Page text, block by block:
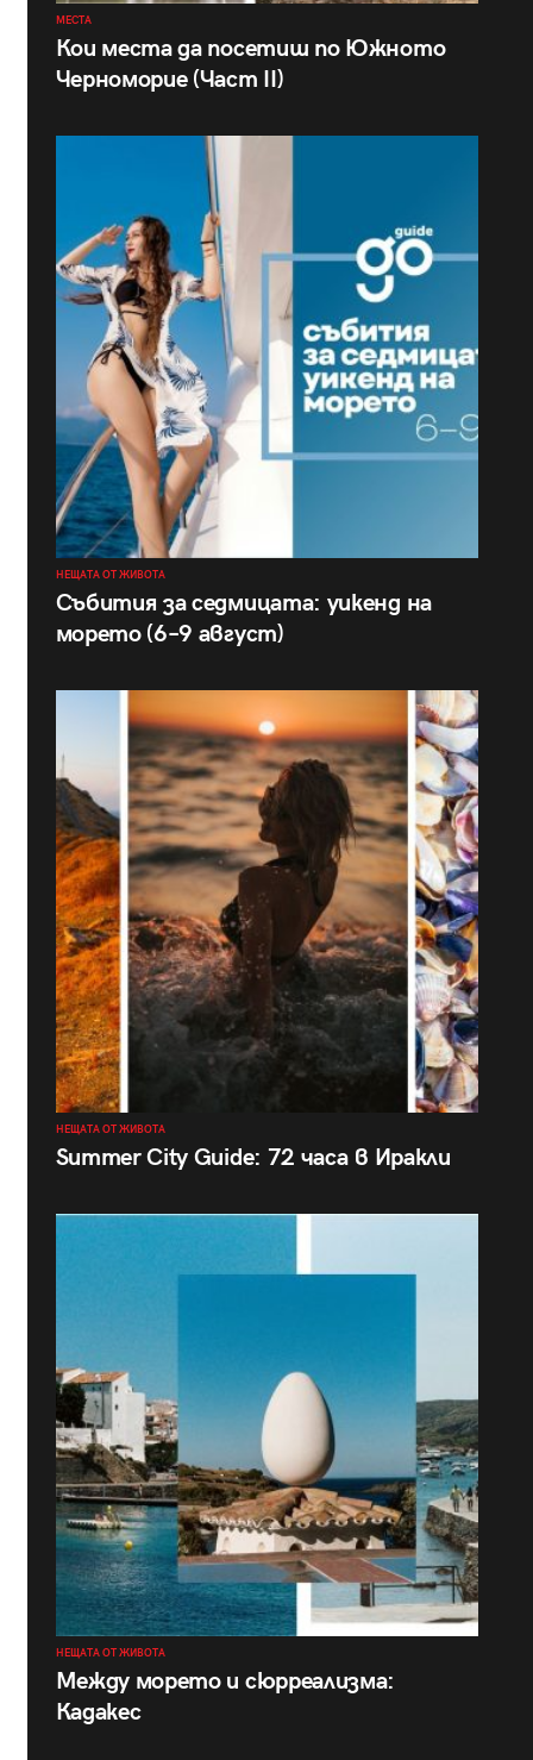
МЕСТА
Кои места да посетиш по Южното
Черноморие (Част II)
НЕЩАТА ОТ ЖИВОТА
Събития за седмицата: уикенд на
морето (6–9 август)
НЕЩАТА ОТ ЖИВОТА
Summer City Guide: 72 часа в Иракли
НЕЩАТА ОТ ЖИВОТА
Между морето и сюрреализма:
Кадакес